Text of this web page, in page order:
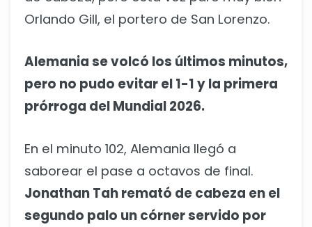
Orlando Gill, el portero de San Lorenzo.
Alemania se volcó los últimos minutos,
pero no pudo evitar el 1-1 y la primera
prórroga del Mundial 2026.
En el minuto 102, Alemania llegó a
saborear el pase a octavos de final.
Jonathan Tah remató de cabeza en el
segundo palo un córner servido por